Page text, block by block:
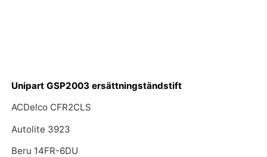
Unipart GSP2003 ersättningständstift
ACDelco CFR2CLS
Autolite 3923
Beru 14FR-6DU